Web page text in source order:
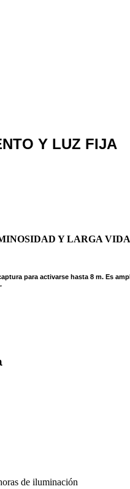
Y LUZ FIJA
Y LARGA
para activarse hasta 8 m. Es
de iluminación